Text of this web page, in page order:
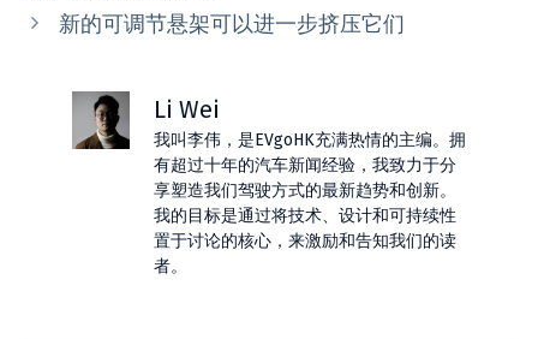
新的可调节悬架可以进一步挤压它们
Li Wei
我叫李伟，是EVgoHK充满热情的主编。拥
有超过十年的汽车新闻经验，我致力于分
享塑造我们驾驶方式的最新趋势和创新。
我的目标是通过将技术、设计和可持续性
置于讨论的核心，来激励和告知我们的读
者。